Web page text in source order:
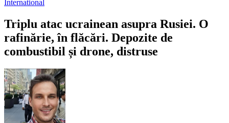
International
Triplu atac ucrainean asupra Rusiei. O
rafinărie, în flăcări. Depozite de
combustibil și drone, distruse